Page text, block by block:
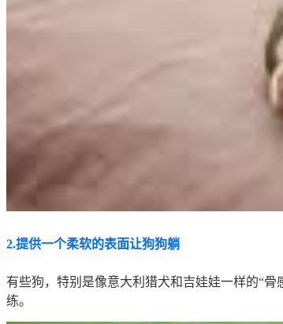
2.提供一个柔软的表面让狗狗躺
有些狗，特别是像意大利猎犬和吉娃娃一样的“
练。